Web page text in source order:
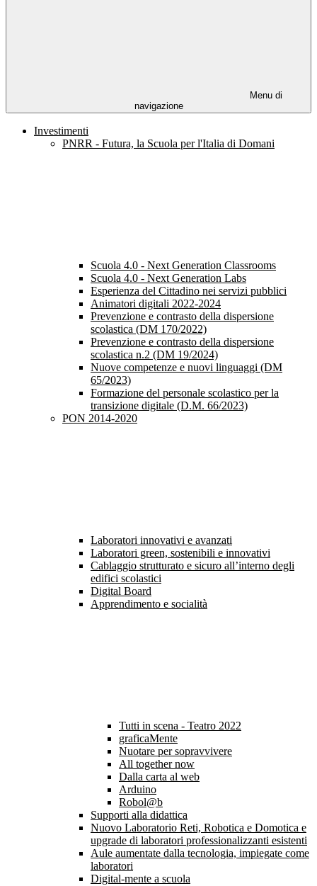
Menu di
navigazione
Investimenti
PNRR - Futura, la Scuola per l'Italia di Domani
Scuola 4.0 - Next Generation Classrooms
Scuola 4.0 - Next Generation Labs
Esperienza del Cittadino nei servizi pubblici
Animatori digitali 2022-2024
Prevenzione e contrasto della dispersione
scolastica (DM 170/2022)
Prevenzione e contrasto della dispersione
scolastica n.2 (DM 19/2024)
Nuove competenze e nuovi linguaggi (DM
65/2023)
Formazione del personale scolastico per la
transizione digitale (D.M. 66/2023)
PON 2014-2020
Laboratori innovativi e avanzati
Laboratori green, sostenibili e innovativi
Cablaggio strutturato e sicuro all’interno degli
edifici scolastici
Digital Board
Apprendimento e socialità
Tutti in scena - Teatro 2022
graficaMente
Nuotare per sopravvivere
All together now
Dalla carta al web
Arduino
Robol@b
Supporti alla didattica
Nuovo Laboratorio Reti, Robotica e Domotica e
upgrade di laboratori professionalizzanti esistenti
Aule aumentate dalla tecnologia, impiegate come
laboratori
Digital-mente a scuola